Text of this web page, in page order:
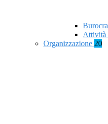
Attività
Organizzazione 20